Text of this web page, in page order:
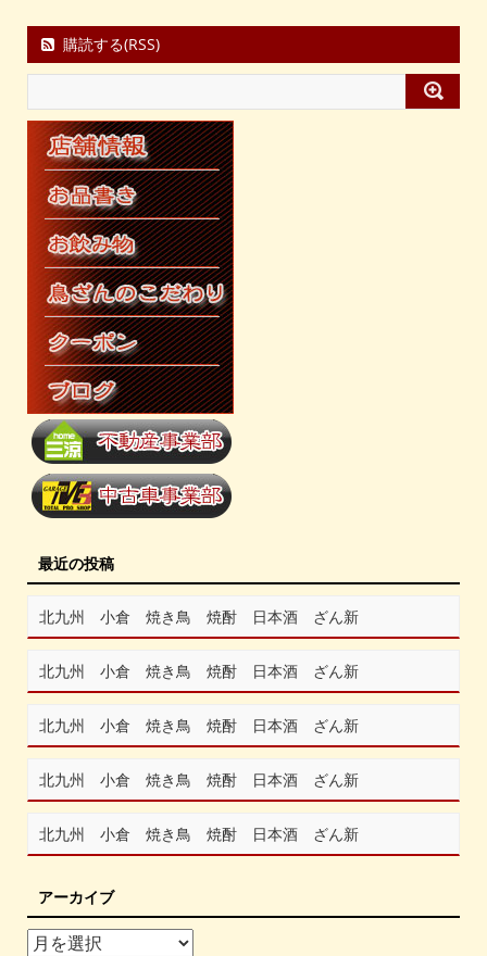
購読する(RSS)
最近の投稿
北九州 小倉 焼き鳥 焼酎 日本酒 ざん新
北九州 小倉 焼き鳥 焼酎 日本酒 ざん新
北九州 小倉 焼き鳥 焼酎 日本酒 ざん新
北九州 小倉 焼き鳥 焼酎 日本酒 ざん新
北九州 小倉 焼き鳥 焼酎 日本酒 ざん新
アーカイブ